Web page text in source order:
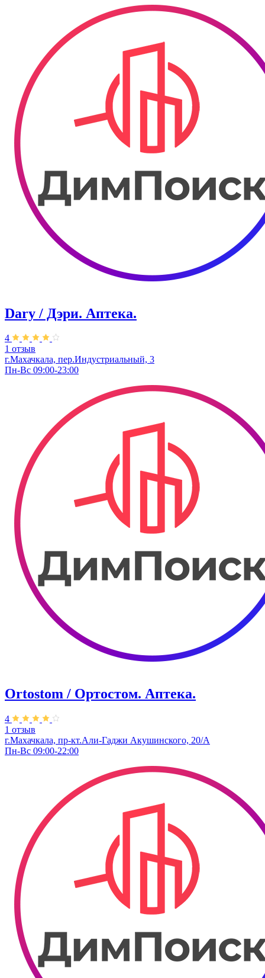
Dary / Дэри. Аптека.
4
1 отзыв
г.Махачкала, пер.Индустриальный, 3
Пн-Вс 09:00-23:00
Ortostom / Ортостом. Аптека.
4
1 отзыв
г.Махачкала, ​пр-кт.Али-Гаджи Акушинского, 20/А
Пн-Вс 09:00-22:00